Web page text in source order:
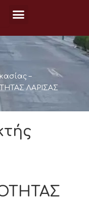
–
ΛΑΡΙΣΑΣ